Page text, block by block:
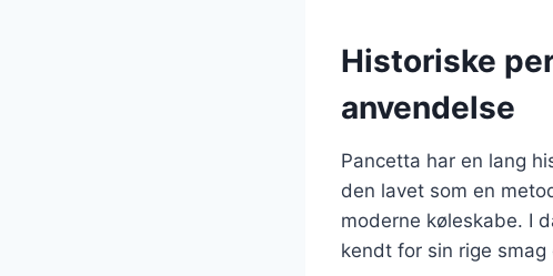
Historiske
anvendelse
Pancetta har en lang
den lavet som en
moderne køleskabe. I
kendt for sin rige smag